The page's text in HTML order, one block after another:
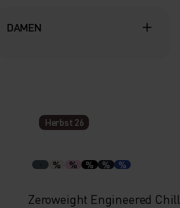
DAMEN
Herbst 26
% % % % %
Zeroweight Engineered